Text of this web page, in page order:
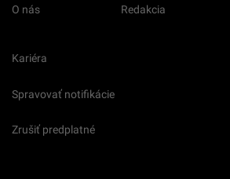
O nás Redakcia
Kariéra
Spravovať notifikácie
Zrušiť predplatné